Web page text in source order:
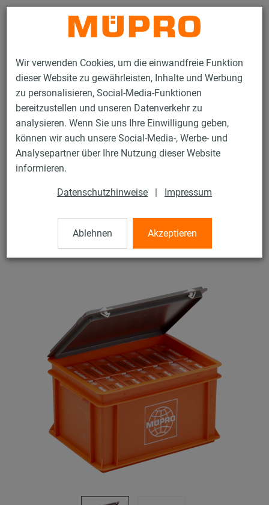
Wir verwenden Cookies, um die einwandfreie Funktion
dieser Website zu gewährleisten, Inhalte und Werbung
zu personalisieren, Social-Media-Funktionen
bereitzustellen und unseren Datenverkehr zu
analysieren. Wenn Sie uns Ihre Einwilligung geben,
können wir auch unsere Social-Media-, Werbe- und
Analysepartner über Ihre Nutzung dieser Website
informieren.
Datenschutzhinweise | Impressum
Ablehnen Akzeptieren
Kontakt
Produkte Befestigungstechnik Dübel Nylondübel
21 / 45
Nylondübel
Nylondübel-N, 6 x 30 mm, Box à 5.600 Stück